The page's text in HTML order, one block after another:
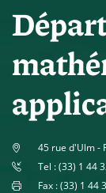
45 rue d'Ulm -
Tel : (33) 1 44
Fax : (33) 1 44